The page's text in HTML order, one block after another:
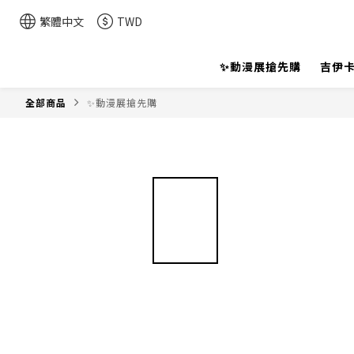
繁體中文 TWD
✨動漫展搶先購 吉伊
全部商品 ✨動漫展搶先購